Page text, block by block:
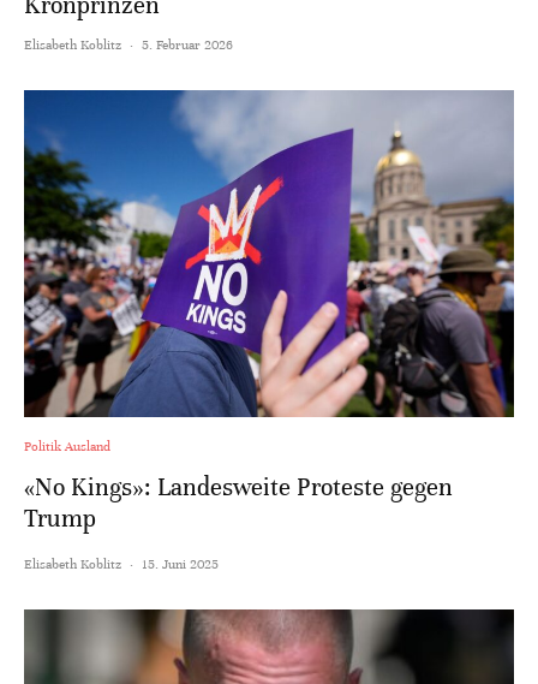
Elisabeth Koblitz · 5. Februar 2026
Politik Ausland
«No Kings»: Landesweite Proteste gegen
Trump
Elisabeth Koblitz · 15. Juni 2025